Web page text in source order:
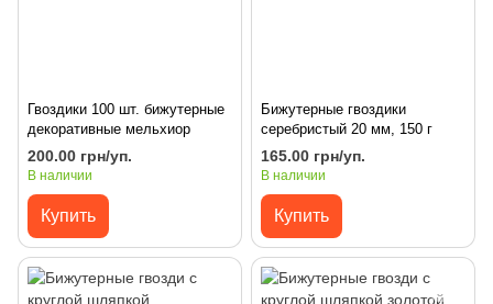
Гвоздики 100 шт. бижутерные
декоративные мельхиор
200.00 грн/уп.
В наличии
Купить
Бижутерные гвоздики
серебристый 20 мм, 150 г
165.00 грн/уп.
В наличии
Купить